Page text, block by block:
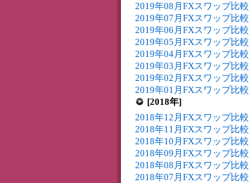
2019年08月FXスワップ比較
2019年07月FXスワップ比較
2019年06月FXスワップ比較
2019年05月FXスワップ比較
2019年04月FXスワップ比較
2019年03月FXスワップ比較
2019年02月FXスワップ比較
2019年01月FXスワップ比較
[2018年]
2018年12月FXスワップ比較
2018年11月FXスワップ比較
2018年10月FXスワップ比較
2018年09月FXスワップ比較
2018年08月FXスワップ比較
2018年07月FXスワップ比較